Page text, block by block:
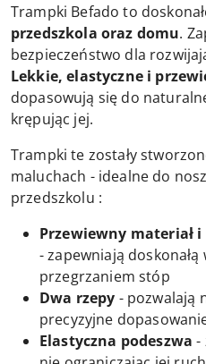
Trampki Befado to
przedszkola oraz domu.
bezpieczeństwo dla
Lekkie, elastyczne i
dopasowują się do
krępując jej.
Trampki te zostały
maluchach - idealne do
przedszkolu :
Przewiewny materiał
- zapewniają
przegrzaniem stóp
Dwa rzepy - pozwalają
precyzyjne
Elastyczna podeszwa -